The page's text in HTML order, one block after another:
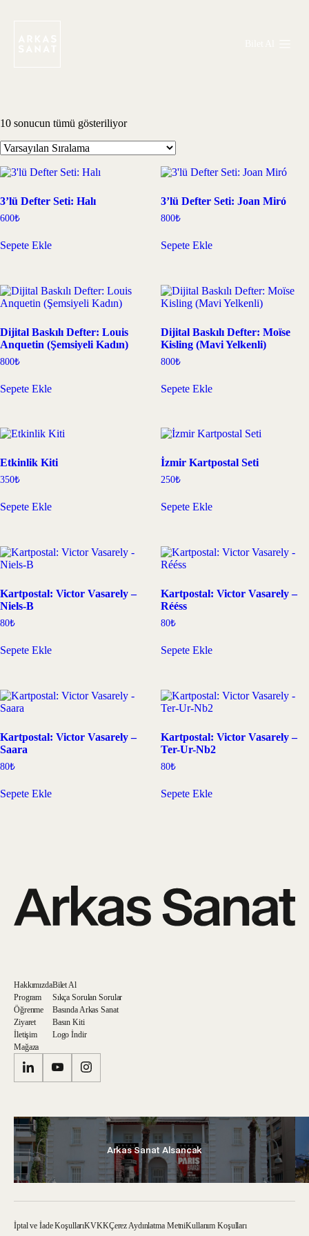
10 sonucun tümü gösteriliyor
3’lü Defter Seti: Halı
600₺
Sepete Ekle
3’lü Defter Seti: Joan Miró
800₺
Sepete Ekle
Dijital Baskılı Defter: Louis
Anquetin (Şemsiyeli Kadın)
800₺
Sepete Ekle
Dijital Baskılı Defter: Moïse
Kisling (Mavi Yelkenli)
800₺
Sepete Ekle
Etkinlik Kiti
350₺
Sepete Ekle
İzmir Kartpostal Seti
250₺
Sepete Ekle
Kartpostal: Victor Vasarely –
Niels-B
80₺
Sepete Ekle
Kartpostal: Victor Vasarely –
Rééss
80₺
Sepete Ekle
Kartpostal: Victor Vasarely –
Saara
80₺
Sepete Ekle
Kartpostal: Victor Vasarely –
Ter-Ur-Nb2
80₺
Sepete Ekle
Hakkımızda
Program
Öğrenme
Ziyaret
İletişim
Mağaza
Bilet Al
Sıkça Sorulan Sorular
Basında Arkas Sanat
Basın Kiti
Logo İndir
Arkas Sanat Alsancak
İptal ve İade KoşullarıKVKKÇerez Aydınlatma MetniKullanım Koşulları